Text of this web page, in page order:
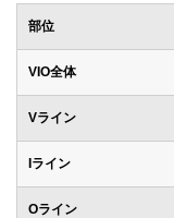
部位
VIO全体
Vライン
Iライン
Oライン